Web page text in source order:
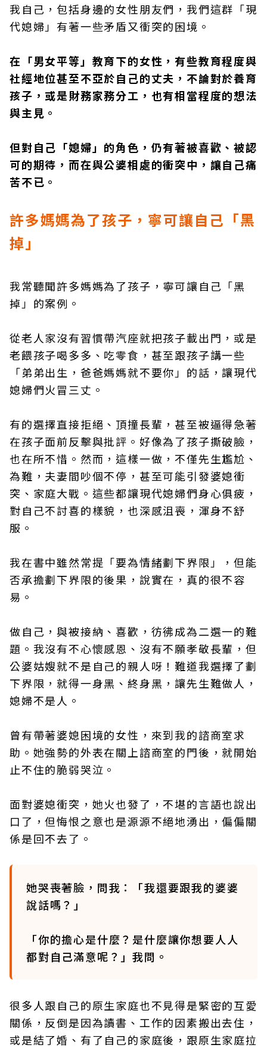
我自己，包括身邊的女性朋友們，我們這群「現
代媳婦」有著一些矛盾又衝突的困境。
在「男女平等」教育下的女性，有些教育程度與
社經地位甚至不亞於自己的丈夫，不論對於養育
孩子，或是財務家務分工，也有相當程度的想法
與主見。
但對自己「媳婦」的角色，仍有著被喜歡、被認
可的期待，而在與公婆相處的衝突中，讓自己痛
苦不已。
許多媽媽為了孩子，寧可讓自己「黑
掉」
我常聽聞許多媽媽為了孩子，寧可讓自己「黑
掉」的案例。
從老人家沒有習慣帶汽座就把孩子載出門，或是
老餵孩子喝多多、吃零食，甚至跟孩子講一些
「弟弟出生，爸爸媽媽就不要你」的話，讓現代
媳婦們火冒三丈。
有的選擇直接拒絕、頂撞長輩，甚至被逼得急著
在孩子面前反擊與批評。好像為了孩子撕破臉，
也在所不惜。然而，這樣一做，不僅先生尷尬、
為難，夫妻間吵個不停，甚至可能引發婆媳衝
突、家庭大戰。這些都讓現代媳婦們身心俱疲，
對自己不討喜的樣貌，也深感沮喪，渾身不舒
服。
我在書中雖然常提「要為情緒劃下界限」，但能
否承擔劃下界限的後果，說實在，真的很不容
易。
做自己，與被接納、喜歡，彷彿成為二選一的難
題。我沒有不心懷感恩、沒有不願孝敬長輩，但
公婆姑嫂就不是自己的親人呀！難道我選擇了劃
下界限，就得一身黑、終身黑，讓先生難做人，
媳婦不是人。
曾有帶著婆媳困境的女性，來到我的諮商室求
助。她強勢的外表在關上諮商室的門後，就開始
止不住的脆弱哭泣。
面對婆媳衝突，她火也發了，不堪的言語也說出
口了，但悔恨之意也是源源不絕地湧出，偏偏關
係是回不去了。
她哭喪著臉，問我：「我還要跟我的婆婆
說話嗎？」
「你的擔心是什麼？是什麼讓你想要人人
都對自己滿意呢？」我問。
很多人跟自己的原生家庭也不見得是緊密的互愛
關係，反倒是因為讀書、工作的因素搬出去住，
或是結了婚、有了自己的家庭後，跟原生家庭拉